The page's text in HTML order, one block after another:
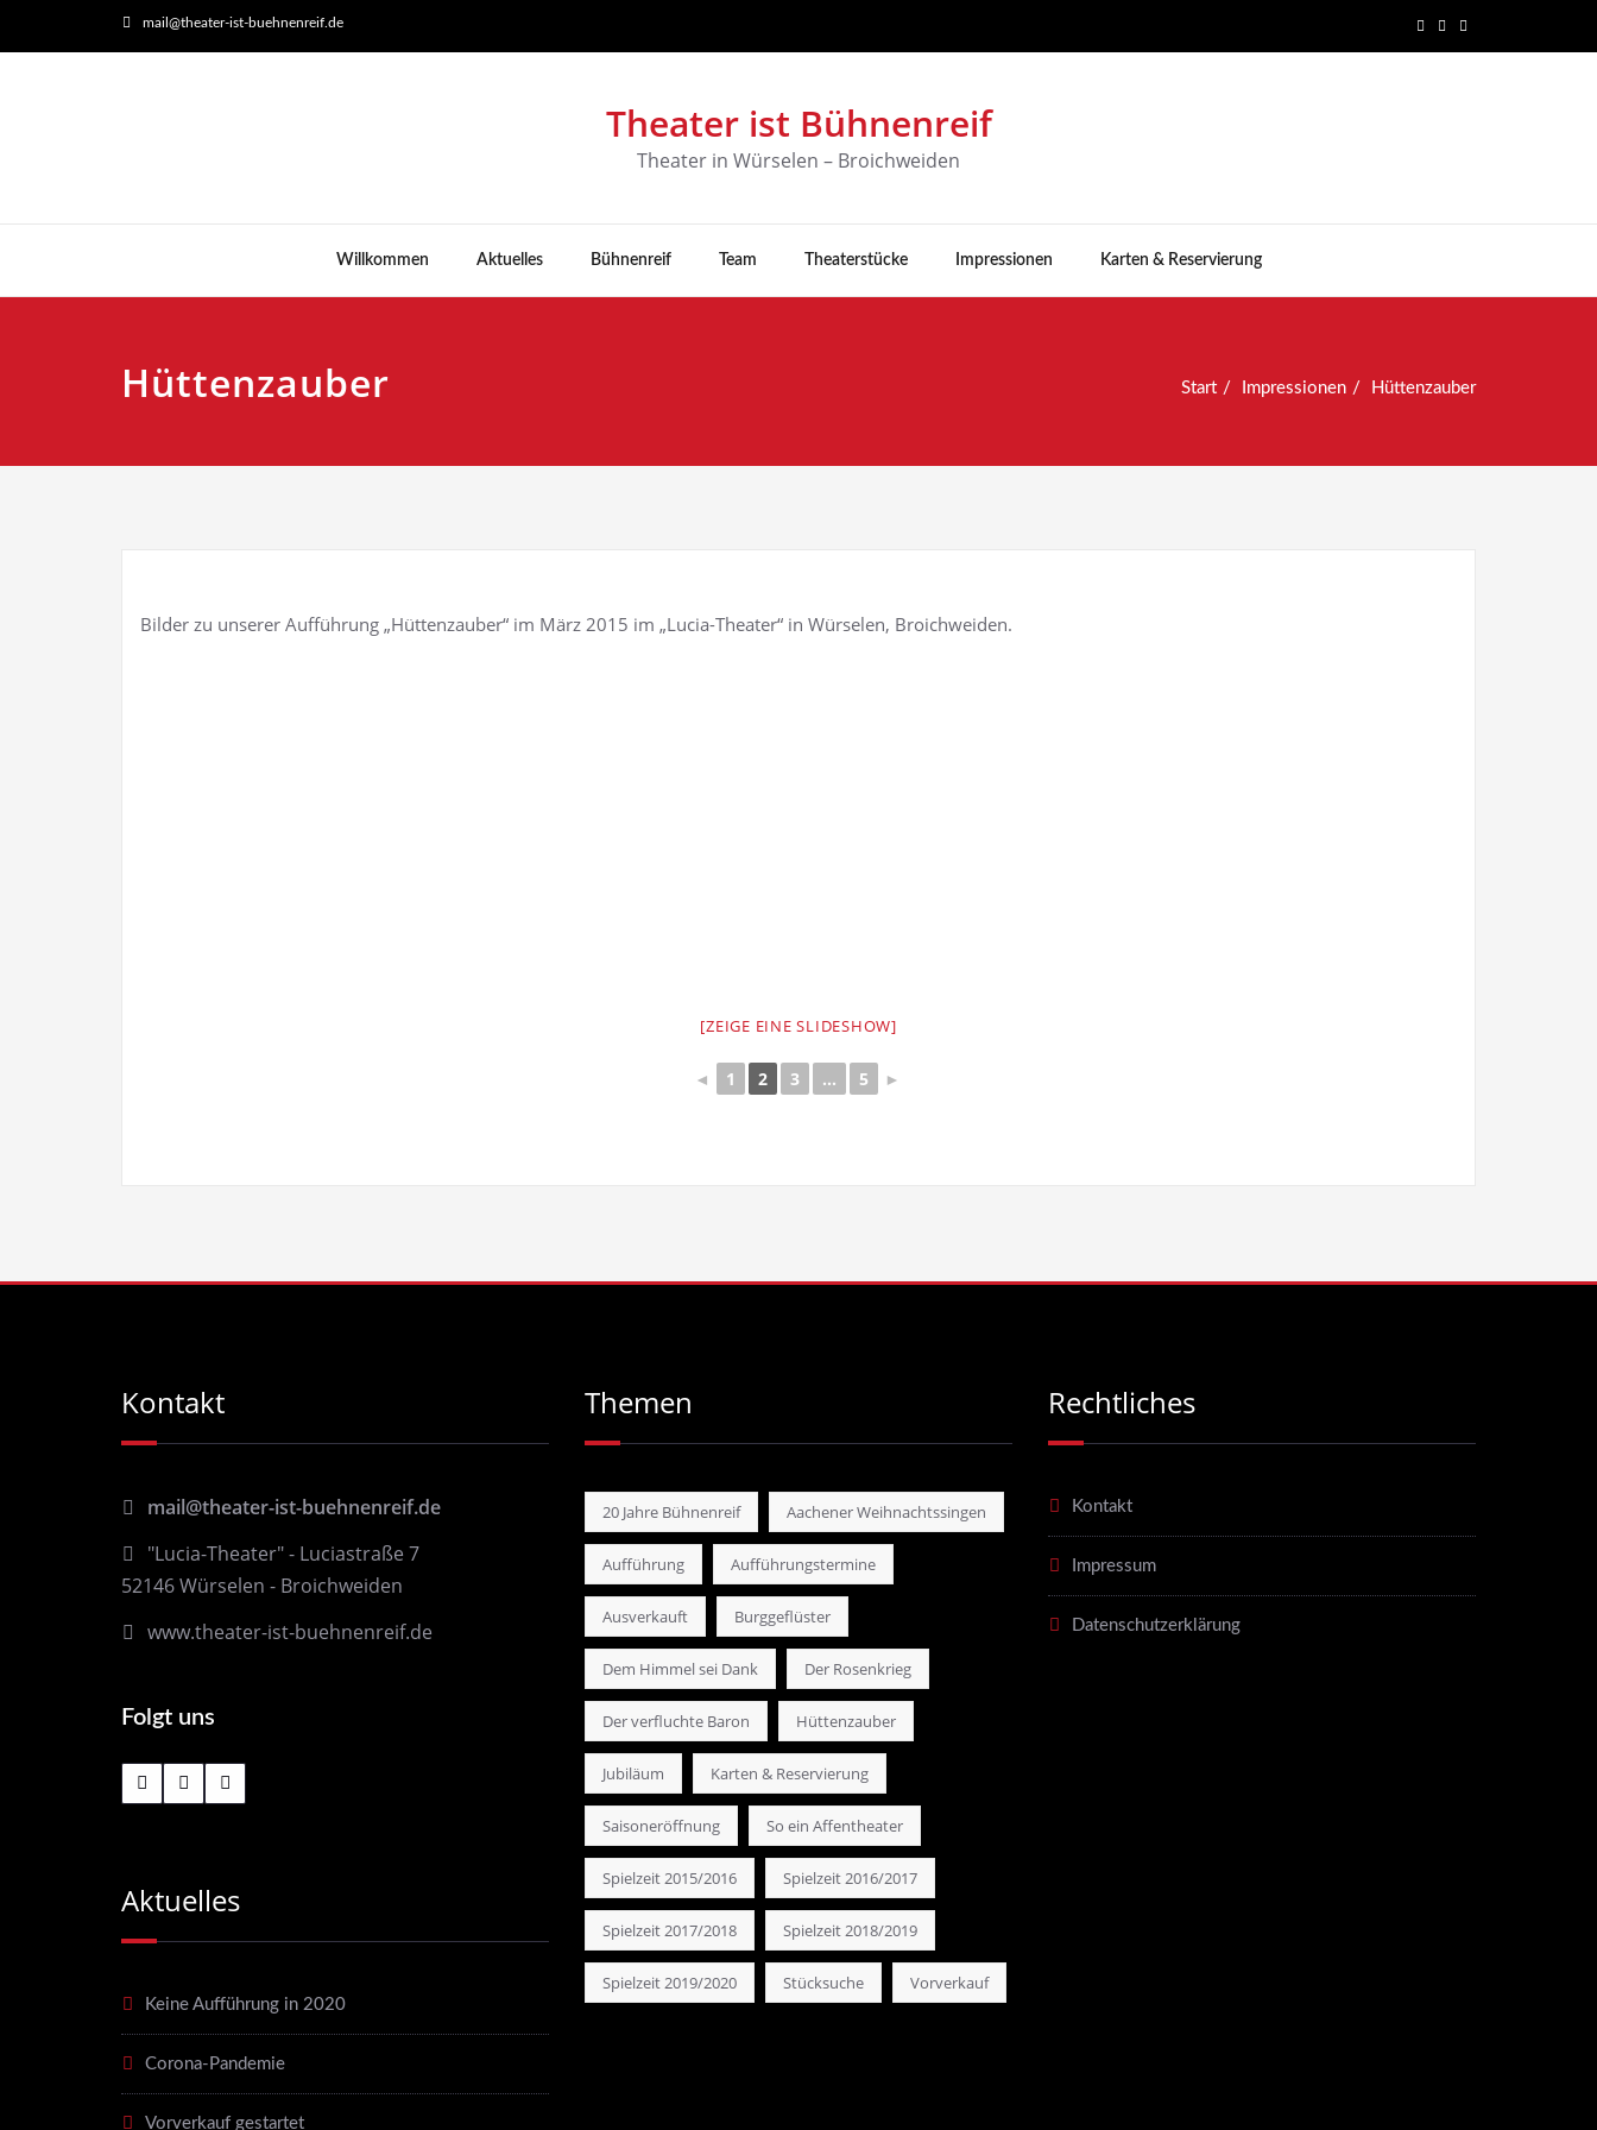
mail@theater-ist-buehnenreif.de
Theater ist Bühnenreif
Theater in Würselen – Broichweiden
Willkommen Aktuelles Bühnenreif Team Theaterstücke Impressionen Karten & Reservierung
Hüttenzauber Start Impressionen Hüttenzauber
Bilder zu unserer Aufführung „Hüttenzauber“ im März 2015 im „Lucia-Theater“ in Würselen, Broichweiden.
[ZEIGE EINE SLIDESHOW]
◄ 1 2 3 ... 5 ►
Kontakt
mail@theater-ist-buehnenreif.de
"Lucia-Theater" - Luciastraße 7
52146 Würselen - Broichweiden
www.theater-ist-buehnenreif.de
Folgt uns
Aktuelles
Keine Aufführung in 2020
Corona-Pandemie
Vorverkauf gestartet
Themen
20 Jahre Bühnenreif Aachener Weihnachtssingen
Aufführung Aufführungstermine
Ausverkauft Burggeflüster
Dem Himmel sei Dank Der Rosenkrieg
Der verfluchte Baron Hüttenzauber
Jubiläum Karten & Reservierung
Saisoneröffnung So ein Affentheater
Spielzeit 2015/2016 Spielzeit 2016/2017
Spielzeit 2017/2018 Spielzeit 2018/2019
Spielzeit 2019/2020 Stücksuche Vorverkauf
Rechtliches
Kontakt
Impressum
Datenschutzerklärung